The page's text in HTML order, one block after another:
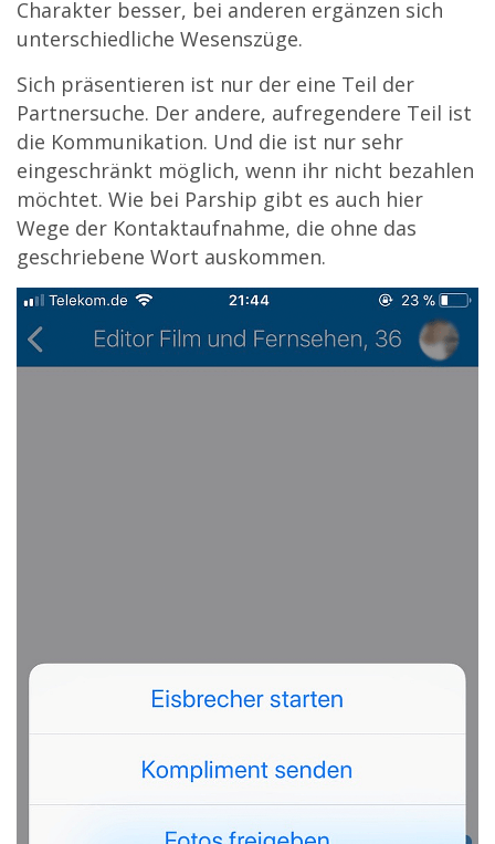
Charakter besser, bei anderen ergänzen sich
unterschiedliche Wesenszüge.
Sich präsentieren ist nur der eine Teil der
Partnersuche. Der andere, aufregendere Teil ist
die Kommunikation. Und die ist nur sehr
eingeschränkt möglich, wenn ihr nicht bezahlen
möchtet. Wie bei Parship gibt es auch hier
Wege der Kontaktaufnahme, die ohne das
geschriebene Wort auskommen.